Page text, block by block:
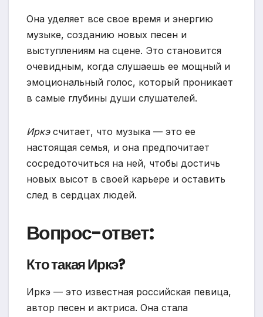
Она уделяет все свое время и энергию
музыке, созданию новых песен и
выступлениям на сцене. Это становится
очевидным, когда слушаешь ее мощный и
эмоциональный голос, который проникает
в самые глубины души слушателей.
Иркэсчитает, что музыка — это ее
настоящая семья, и она предпочитает
сосредоточиться на ней, чтобы достичь
новых высот в своей карьере и оставить
след в сердцах людей.
Вопрос-ответ:
Кто такая Иркэ?
Иркэ — это известная российская певица,
автор песен и актриса. Она стала